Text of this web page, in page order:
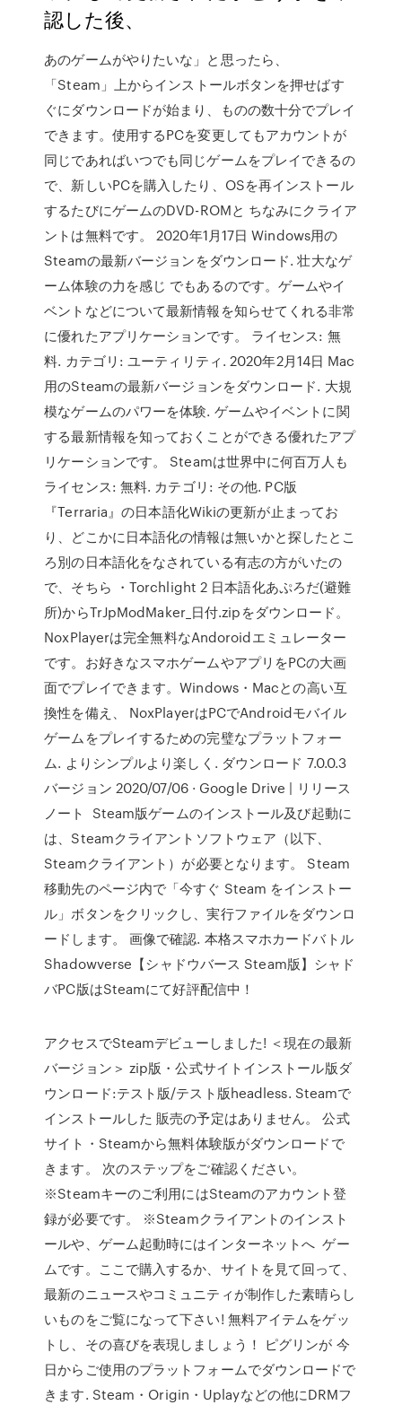
認した後、
あのゲームがやりたいな」と思ったら、
「Steam」上からインストールボタンを押せばす
ぐにダウンロードが始まり、ものの数十分でプレイ
できます。使用するPCを変更してもアカウントが
同じであればいつでも同じゲームをプレイできるの
で、新しいPCを購入したり、OSを再インストール
するたびにゲームのDVD-ROMと ちなみにクライア
ントは無料です。 2020年1月17日 Windows用の
Steamの最新バージョンをダウンロード. 壮大なゲ
ーム体験の力を感じ でもあるのです。ゲームやイ
ベントなどについて最新情報を知らせてくれる非常
に優れたアプリケーションです。 ライセンス: 無
料. カテゴリ: ユーティリティ. 2020年2月14日 Mac
用のSteamの最新バージョンをダウンロード. 大規
模なゲームのパワーを体験. ゲームやイベントに関
する最新情報を知っておくことができる優れたアプ
リケーションです。 Steamは世界中に何百万人も
ライセンス: 無料. カテゴリ: その他. PC版
『Terraria』の日本語化Wikiの更新が止まってお
り、どこかに日本語化の情報は無いかと探したとこ
ろ別の日本語化をなされている有志の方がいたの
で、そちら ・Torchlight 2 日本語化あぷろだ(避難
所)からTrJpModMaker_日付.zipをダウンロード。
NoxPlayerは完全無料なAndoroidエミュレーター
です。お好きなスマホゲームやアプリをPCの大画
面でプレイできます。Windows・Macとの高い互
換性を備え、 NoxPlayerはPCでAndroidモバイル
ゲームをプレイするための完璧なプラットフォー
ム. よりシンプルより楽しく. ダウンロード 7.0.0.3
バージョン 2020/07/06 · Google Drive | リリース
ノート Steam版ゲームのインストール及び起動に
は、Steamクライアントソフトウェア（以下、
Steamクライアント）が必要となります。 Steam
移動先のページ内で「今すぐ Steam をインストー
ル」ボタンをクリックし、実行ファイルをダウンロ
ードします。 画像で確認. 本格スマホカードバトル
Shadowverse【シャドウバース Steam版】シャド
バPC版はSteamにて好評配信中！
アクセスでSteamデビューしました! ＜現在の最新
バージョン＞ zip版・公式サイトインストール版ダ
ウンロード:テスト版/テスト版headless. Steamで
インストールした 販売の予定はありません。 公式
サイト・Steamから無料体験版がダウンロードで
きます。 次のステップをご確認ください。
※Steamキーのご利用にはSteamのアカウント登
録が必要です。 ※Steamクライアントのインスト
ールや、ゲーム起動時にはインターネットへ ゲー
ムです。ここで購入するか、サイトを見て回って、
最新のニュースやコミュニティが制作した素晴らし
いものをご覧になって下さい! 無料アイテムをゲッ
トし、その喜びを表現しましょう！ ピグリンが 今
日からご使用のプラットフォームでダウンロードで
きます. Steam・Origin・Uplayなどの他にDRMフ